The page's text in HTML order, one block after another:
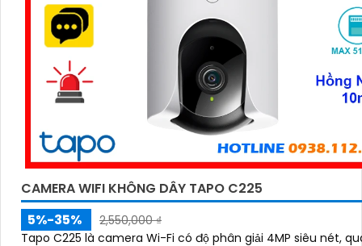
CAMERA WIFI KHÔNG DÂY TAPO C225
5%-35%
2,550,000 ₫
Tapo C225 là camera Wi-Fi có độ phân giải 4MP siêu nét,